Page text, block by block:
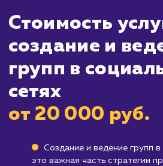
достаточно времени
социальными сетями:
внимания и усилий, и
ресурсов на это,
рассмотреть другие
взаимодействовать с